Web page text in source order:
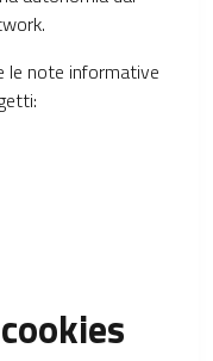
le note informative